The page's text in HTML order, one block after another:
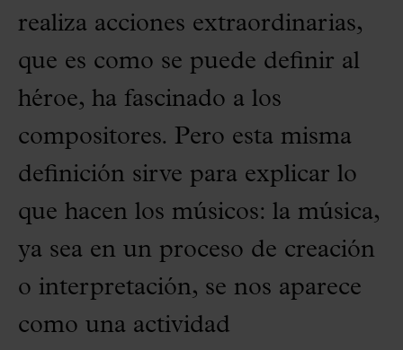
realiza acciones extraordinarias,
que es como se puede definir al
héroe, ha fascinado a los
compositores. Pero esta misma
definición sirve para explicar lo
que hacen los músicos: la música,
ya sea en un proceso de creación
o interpretación, se nos aparece
como una actividad